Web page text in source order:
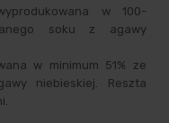
w 100-
soku z agawy
w minimum 51% ze
niebieskiej. Reszta